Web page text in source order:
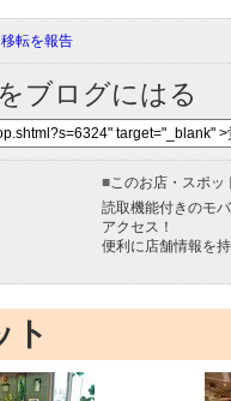
転を報告
ブログにはる
■このお店・スポッ
読取機能付きのモ
アクセス！
便利に店舗情報を
ト